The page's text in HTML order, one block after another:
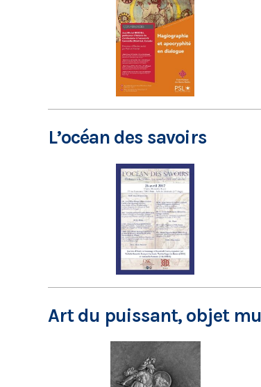
L’océan des savoirs
Art du puissant, objet